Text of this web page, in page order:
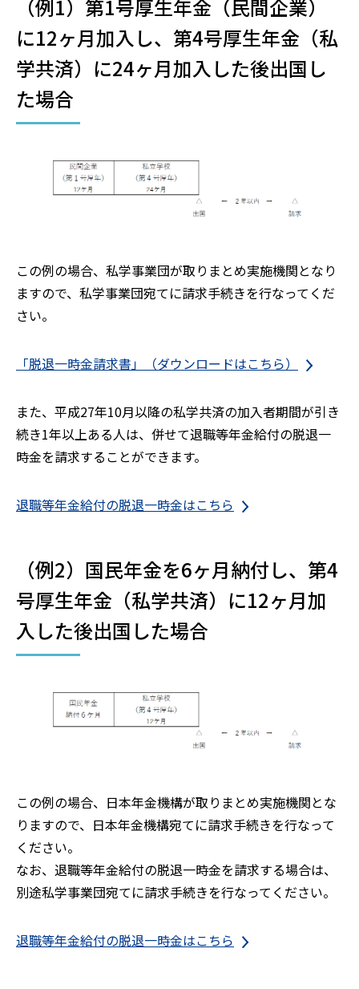
（例1）第1号厚生年金（民間企業）
に12ヶ月加入し、第4号厚生年金（私
学共済）に24ヶ月加入した後出国し
た場合
この例の場合、私学事業団が取りまとめ実施機関となり
ますので、私学事業団宛てに請求手続きを行なってくだ
さい。
「脱退一時金請求書」（ダウンロードはこちら）
また、平成27年10月以降の私学共済の加入者期間が引き
続き1年以上ある人は、併せて退職等年金給付の脱退一
時金を請求することができます。
退職等年金給付の脱退一時金はこちら
（例2）国民年金を6ヶ月納付し、第4
号厚生年金（私学共済）に12ヶ月加
入した後出国した場合
この例の場合、日本年金機構が取りまとめ実施機関とな
りますので、日本年金機構宛てに請求手続きを行なって
ください。
なお、退職等年金給付の脱退一時金を請求する場合は、
別途私学事業団宛てに請求手続きを行なってください。
退職等年金給付の脱退一時金はこちら